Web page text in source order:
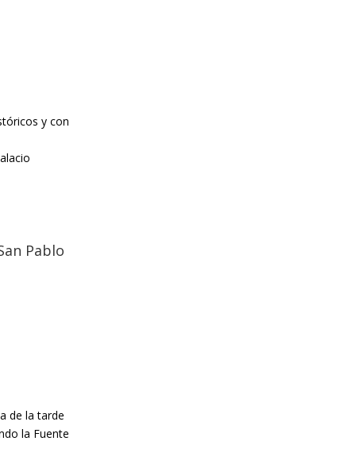
y con
Pablo
de la tarde
la Fuente